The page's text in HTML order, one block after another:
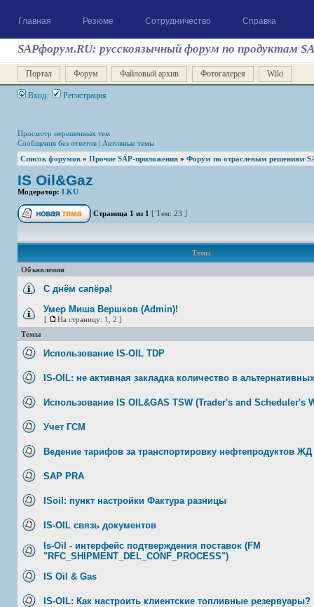
Главная Резюме Сотрудничество Справка
SAPфорум.RU: русскоязычный форум по продуктам
Портал Форум Файловый архив Фотогалерея Wiki
Вход Регистрация
Просмотр нерешенных тем
Сообщения без ответов | Активные темы
Список форумов » Прочие SAP-приложения » Форум по отраслевым решениям
IS Oil&Gaz
Модератор: LKU
Страница 1 из 1 [ Тем: 23 ]
Темы
Объявления
С днём сапёра!
Умер Миша Вершков (Admin)!
[ На страницу: 1 2 ]
Темы
Использование IS-OIL TDP
IS-OIL: не активная закладка количество в
Использование IS OIL&GAS TSW (Trader's and Scheduler's
Учет ГСМ
Ведение тарифов за транспортировку нефтепродуктов
SAP PRA
ISoil: пункт настройки Фактура разницы
IS-OIL связь документов
Is-Oil - интерфейс подтверждения поставок (FM
"RFC_SHIPMENT_DEL_CONF_PROCESS")
IS Oil & Gas
IS-OIL: Как настроить клиентские топливные резервуары?